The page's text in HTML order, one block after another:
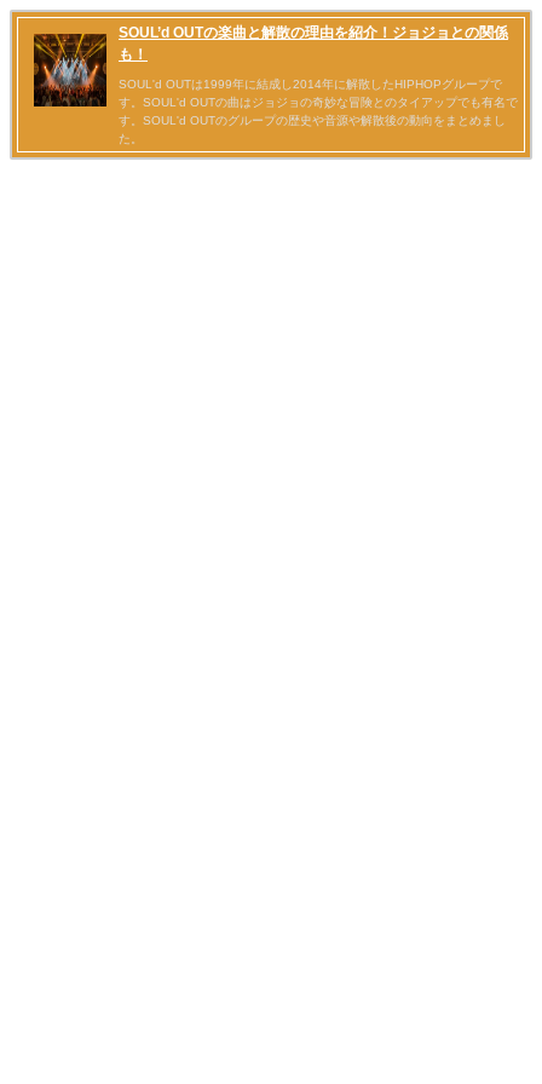
SOUL’d OUTの楽曲と解散の理由を紹介！ジョジョとの関係
も！
SOUL'd OUTは1999年に結成し2014年に解散したHIPHOPグループで
す。SOUL'd OUTの曲はジョジョの奇妙な冒険とのタイアップでも有名で
す。SOUL'd OUTのグループの歴史や音源や解散後の動向をまとめまし
た。